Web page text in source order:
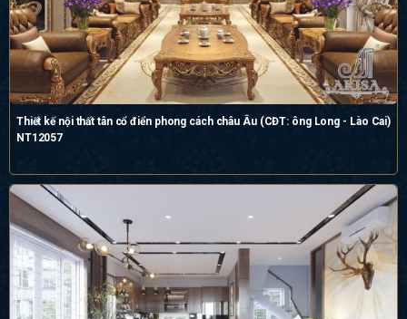
Thiết kế nội thất tân cổ điển phong cách châu Âu (CĐT: ông Long - Lào Cai)
NT12057